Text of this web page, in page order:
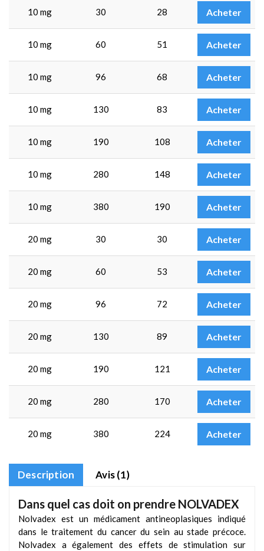
10 mg 30 28 Acheter
10 mg 60 51 Acheter
10 mg 96 68 Acheter
10 mg 130 83 Acheter
10 mg 190 108 Acheter
10 mg 280 148 Acheter
10 mg 380 190 Acheter
20 mg 30 30 Acheter
20 mg 60 53 Acheter
20 mg 96 72 Acheter
20 mg 130 89 Acheter
20 mg 190 121 Acheter
20 mg 280 170 Acheter
20 mg 380 224 Acheter
Description Avis (1)
Dans quel cas doit on prendre NOLVADEX
Nolvadex est un médicament antineoplasiques indiqué
dans le traitement du cancer du sein au stade précoce.
Nolvadex a également des effets de stimulation sur